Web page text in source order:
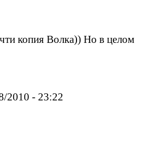
копия Волка)) Но в целом
2010 - 23:22